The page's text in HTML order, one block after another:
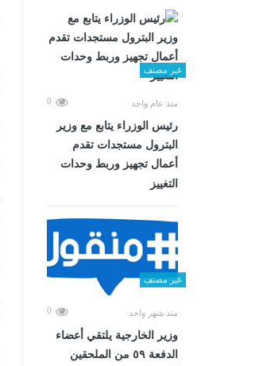
غير مصنف
منذ عام واحد 0
رئيس الوزراء يتابع مع وزير
البترول مستجدات تقدم
أعمال تجهيز وربط وحدات
التغييز
غير مصنف
منذ شهر واحد 0
وزير الخارجية يلتقي أعضاء
الدفعة ٥٩ من الملحقين